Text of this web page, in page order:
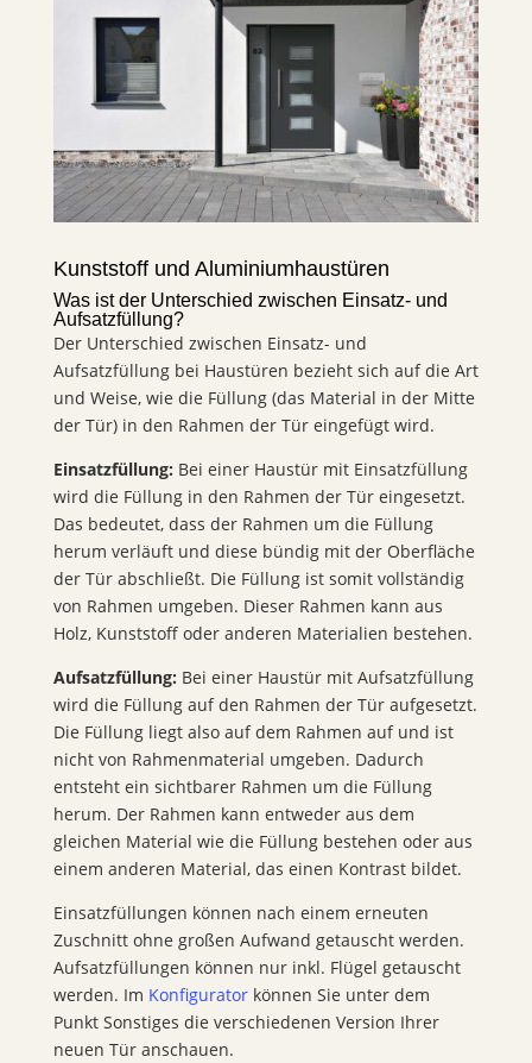
Kunststoff und Aluminiumhaustüren
Was ist der Unterschied zwischen Einsatz- und
Aufsatzfüllung?
Der Unterschied zwischen Einsatz- und
Aufsatzfüllung bei Haustüren bezieht sich auf die Art
und Weise, wie die Füllung (das Material in der Mitte
der Tür) in den Rahmen der Tür eingefügt wird.
Einsatzfüllung: Bei einer Haustür mit Einsatzfüllung
wird die Füllung in den Rahmen der Tür eingesetzt.
Das bedeutet, dass der Rahmen um die Füllung
herum verläuft und diese bündig mit der Oberfläche
der Tür abschließt. Die Füllung ist somit vollständig
von Rahmen umgeben. Dieser Rahmen kann aus
Holz, Kunststoff oder anderen Materialien bestehen.
Aufsatzfüllung: Bei einer Haustür mit Aufsatzfüllung
wird die Füllung auf den Rahmen der Tür aufgesetzt.
Die Füllung liegt also auf dem Rahmen auf und ist
nicht von Rahmenmaterial umgeben. Dadurch
entsteht ein sichtbarer Rahmen um die Füllung
herum. Der Rahmen kann entweder aus dem
gleichen Material wie die Füllung bestehen oder aus
einem anderen Material, das einen Kontrast bildet.
Einsatzfüllungen können nach einem erneuten
Zuschnitt ohne großen Aufwand getauscht werden.
Aufsatzfüllungen können nur inkl. Flügel getauscht
werden. Im Konfiguratorkönnen Sie unter dem
Punkt Sonstiges die verschiedenen Version Ihrer
neuen Tür anschauen.